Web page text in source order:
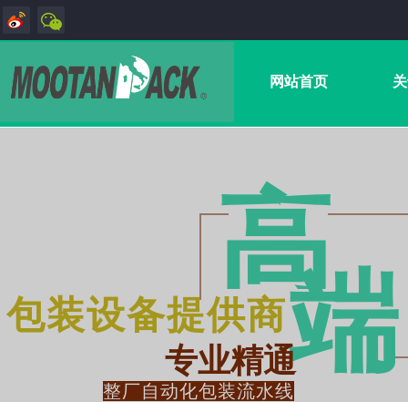
网站首页
专业精通
高
包装设备提供商端
整厂自动化包装流水线